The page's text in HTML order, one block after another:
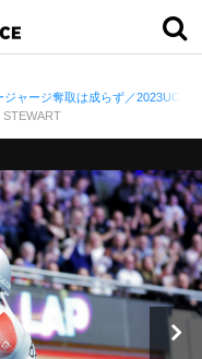
ジャージ奪取は成らず／2023UCI
STEWART